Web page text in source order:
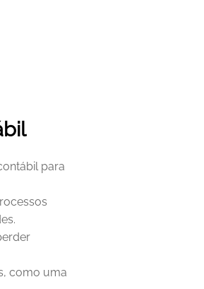
para
como uma